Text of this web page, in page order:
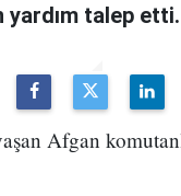
yardım talep etti.
Afgan